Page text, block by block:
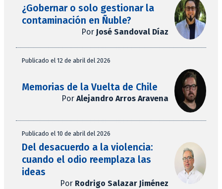
¿Gobernar o solo gestionar la
contaminación en Ñuble?
Por José Sandoval Díaz
Publicado el 12 de abril del 2026
Memorias de la Vuelta de Chile
Por Alejandro Arros Aravena
Publicado el 10 de abril del 2026
Del desacuerdo a la violencia:
cuando el odio reemplaza las
ideas
Por Rodrigo Salazar Jiménez